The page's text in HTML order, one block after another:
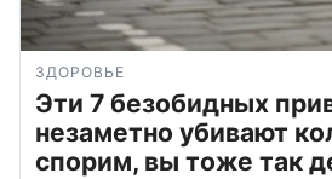
ЗДОРОВЬЕ
Эти 7 безобидных
незаметно убивают
спорим, вы тоже так